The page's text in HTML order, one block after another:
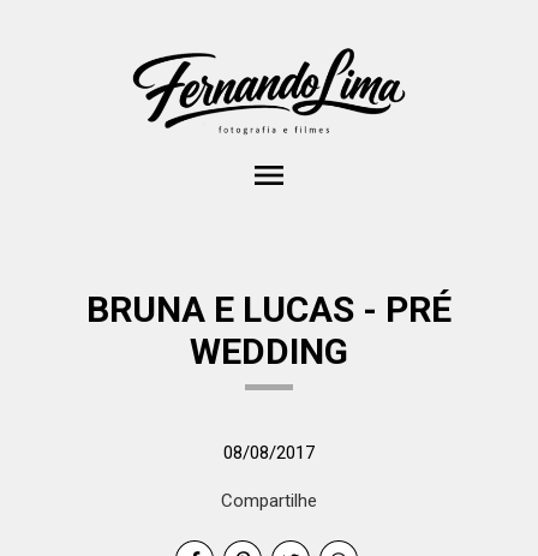
menu
BRUNA E LUCAS - PRÉ
WEDDING
08/08/2017
Compartilhe